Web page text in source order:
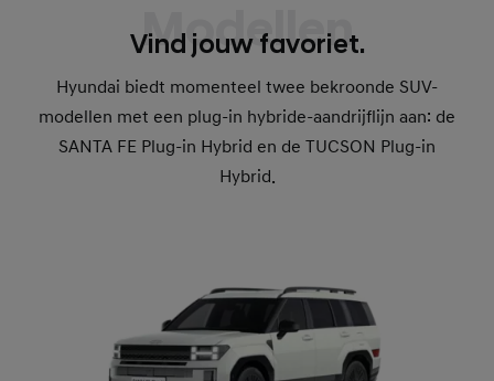
Modellen
Vind jouw favoriet.
Hyundai biedt momenteel twee bekroonde SUV-
modellen met een plug-in hybride-aandrijflijn aan: de
SANTA FE Plug-in Hybrid en de TUCSON Plug-in
Hybrid.